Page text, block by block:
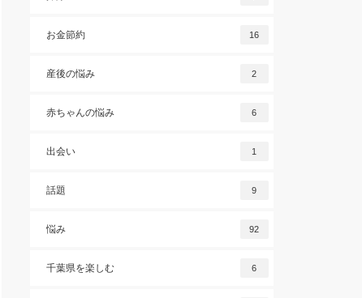
お金節約 16
産後の悩み 2
赤ちゃんの悩み 6
出会い 1
話題 9
悩み 92
千葉県を楽しむ 6